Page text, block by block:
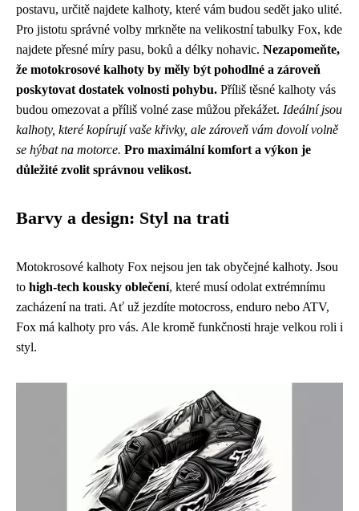
postavu, určitě najdete kalhoty, které vám budou sedět jako ulité.
Pro jistotu správné volby mrkněte na velikostní tabulky Fox, kde
najdete přesné míry pasu, boků a délky nohavic. Nezapomeňte,
že motokrosové kalhoty by měly být pohodlné a zároveň
poskytovat dostatek volnosti pohybu. Příliš těsné kalhoty vás
budou omezovat a příliš volné zase můžou překážet. Ideální jsou
kalhoty, které kopírují vaše křivky, ale zároveň vám dovolí volně
se hýbat na motorce. Pro maximální komfort a výkon je
důležité zvolit správnou velikost.
Barvy a design: Styl na trati
Motokrosové kalhoty Fox nejsou jen tak obyčejné kalhoty. Jsou
to high-tech kousky oblečení, které musí odolat extrémnímu
zacházení na trati. Ať už jezdíte motocross, enduro nebo ATV,
Fox má kalhoty pro vás. Ale kromě funkčnosti hraje velkou roli i
styl.